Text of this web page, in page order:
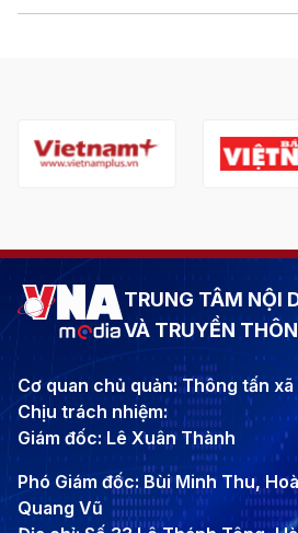
TRUNG TÂM NỘI
VÀ TRUYỀN
Cơ quan chủ quản: Thông tấn xã
Chịu trách nhiệm:
Giám đốc: Lê Xuân Thành
Phó Giám đốc: Bùi Minh Thu,
Quang Vũ